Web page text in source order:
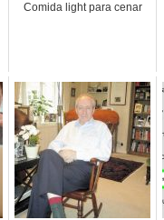
Comida light para cenar